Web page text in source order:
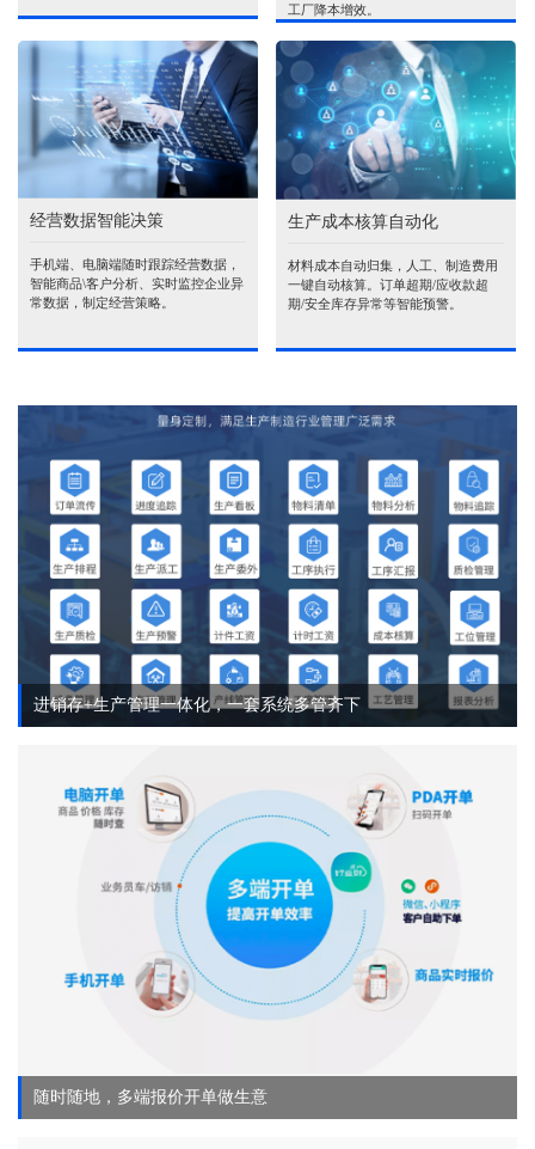
工厂降本增效。
经营数据智能决策
手机端、电脑端随时跟踪经营数据，
智能商品\客户分析、实时监控企业异
常数据，制定经营策略。
生产成本核算自动化
材料成本自动归集，人工、制造费用
一键自动核算。订单超期/应收款超
期/安全库存异常等智能预警。
进销存+生产管理一体化，一套系统多管齐下
随时随地，多端报价开单做生意